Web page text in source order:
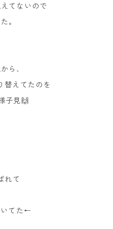
てないので
。
ら、
替えてたのを
子見🙌
れて
いてた←